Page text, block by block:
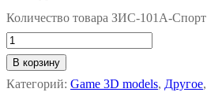
Количество товара ЗИС-101А-Спорт
В корзину
Категорий: Game 3D models, Другое,